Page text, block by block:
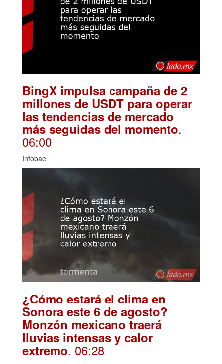
BingX impulsa campaña de 2
millones de USDT para operar
las tendencias de mercado
más seguidas del momento.
06:00
Infobae
¿Cómo estará el clima en
Sonora este 6 de agosto?
Monzón mexicano traerá
lluvias intensas y calor
extremo. 06:28